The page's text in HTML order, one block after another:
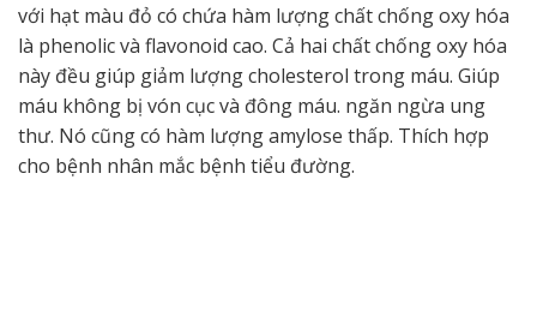
với hạt màu đỏ có chứa hàm lượng chất chống oxy hóa
là phenolic và flavonoid cao. Cả hai chất chống oxy hóa
này đều giúp giảm lượng cholesterol trong máu. Giúp
máu không bị vón cục và đông máu. ngăn ngừa ung
thư. Nó cũng có hàm lượng amylose thấp. Thích hợp
cho bệnh nhân mắc bệnh tiểu đường.